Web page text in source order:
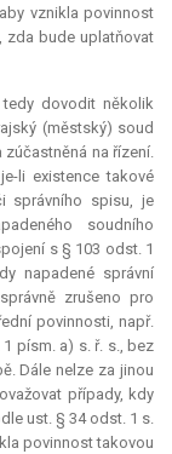
vznikla povinnost
zda bude uplatňovat
dovodit několik
(městský) soud
na řízení.
li existence takové
správního spisu, je
soudního
s § 103 odst. 1
napadené správní
zrušeno pro
povinnosti, např.
písm. a) s. ř. s., bez
Dále nelze za jinou
případy, kdy
ust. § 34 odst. 1 s.
povinnost takovou